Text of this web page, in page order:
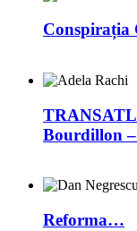
Conspirația
Bourdillon –
Reforma…